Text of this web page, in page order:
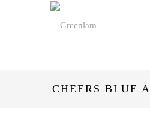
CHEERS BLUE A